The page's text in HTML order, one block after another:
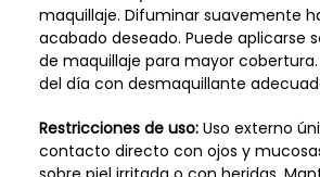
maquillaje. Difuminar suavemente
acabado deseado. Puede aplicarse
de maquillaje para mayor cobertura.
del día con desmaquillante
Restricciones de uso:Uso externo
contacto directo con ojos y